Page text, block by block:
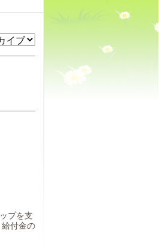
プを支
付金の